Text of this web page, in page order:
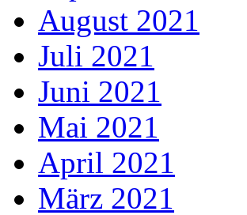
August 2021
Juli 2021
Juni 2021
Mai 2021
April 2021
März 2021